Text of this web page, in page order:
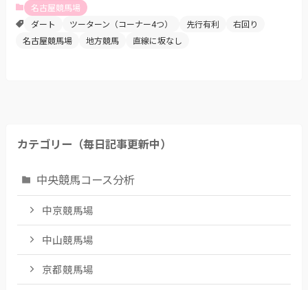
名古屋競馬場
ダート
ツーターン（コーナー4つ） 先行有利
右回り
名古屋競馬場
地方競馬 直線に坂なし
カテゴリー（毎日記事更新中）
中央競馬コース分析
中京競馬場
中山競馬場
京都競馬場